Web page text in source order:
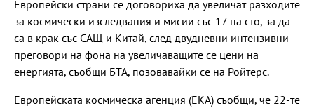
Европейски страни се договориха да увеличат разходите
за космически изследвания и мисии със 17 на сто, за да
са в крак със САЩ и Китай, след двудневни интензивни
преговори на фона на увеличаващите се цени на
енергията, съобщи БТА, позовавайки се на Ройтерс.
Европейската космическа агенция (ЕКА) съобщи, че 22-те